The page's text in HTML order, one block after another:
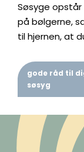
Søsyge
på bølgerne,
til hjernen, at
gode råd til
søsyg